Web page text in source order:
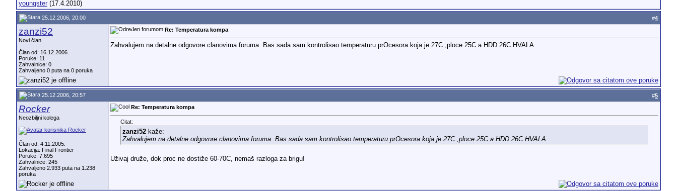
youngster(17.4.2010)
25.12.2006, 20:00 #4
zanzi52
Novi član
Član od: 16.12.2006.
Poruke: 11
Zahvalnice: 0
Zahvaljeno 0 puta na 0 poruka
Re: Temperatura kompa
Zahvalujem na detalne odgovore clanovima foruma .Bas sada sam kontrolisao temperaturu prOcesora koja je 27C ,ploce 25C a HDD 26C.HVALA
25.12.2006, 20:57 #5
Rocker
Neozbiljni kolega
Član od: 4.11.2005.
Lokacija: Final Frontier
Poruke: 7.695
Zahvalnice: 245
Zahvaljeno 2.933 puta na 1.238
poruka
Re: Temperatura kompa
Citat:
zanzi52kaže:
Zahvalujem na detalne odgovore clanovima foruma .Bas sada sam kontrolisao temperaturu prOcesora koja je 27C ,ploce 25C a HDD 26C.HVALA
Uživaj druže, dok proc ne dostiže 60-70C, nemaš razloga za brigu!